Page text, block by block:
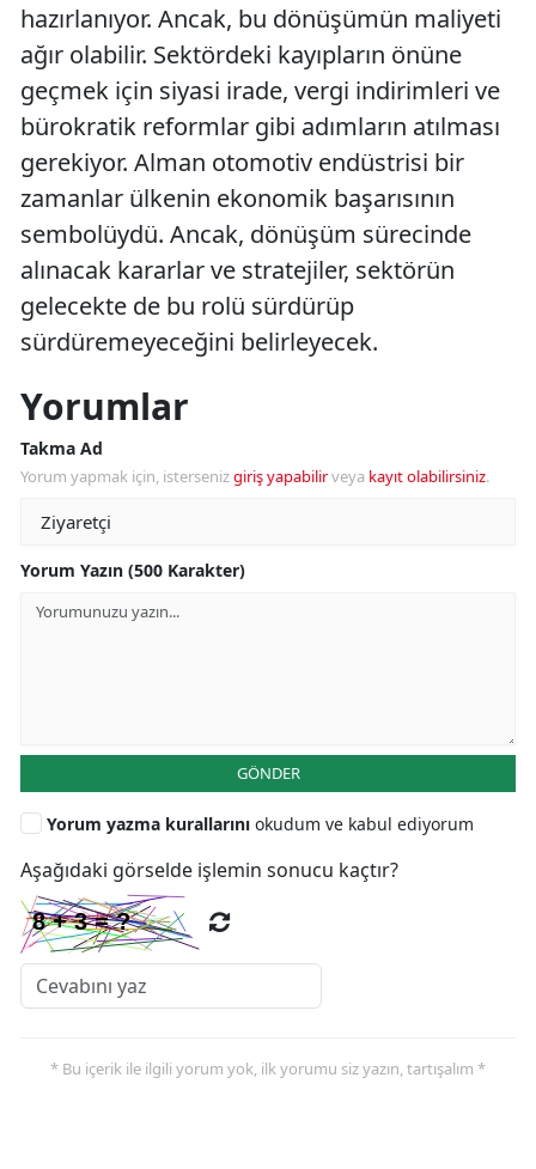
hazırlanıyor. Ancak, bu dönüşümün maliyeti
ağır olabilir. Sektördeki kayıpların önüne
geçmek için siyasi irade, vergi indirimleri ve
bürokratik reformlar gibi adımların atılması
gerekiyor. Alman otomotiv endüstrisi bir
zamanlar ülkenin ekonomik başarısının
sembolüydü. Ancak, dönüşüm sürecinde
alınacak kararlar ve stratejiler, sektörün
gelecekte de bu rolü sürdürüp
sürdüremeyeceğini belirleyecek.
Yorumlar
Takma Ad
Yorum yapmak için, istersenizgiriş yapabilirveya kayıt olabilirsiniz.
Yorum Yazın (500 Karakter)
GÖNDER
Yorum yazma kurallarını okudum ve kabul ediyorum
Aşağıdaki görselde işlemin sonucu kaçtır?
* Bu içerik ile ilgili yorum yok, ilk yorumu siz yazın, tartışalım *